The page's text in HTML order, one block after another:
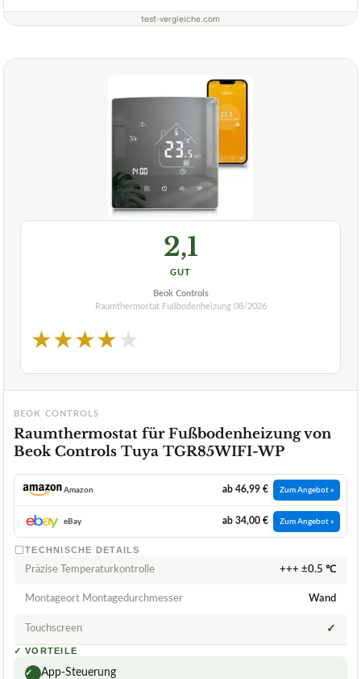
test-vergleiche.com
2,1
GUT
Beok Controls
Raumthermostat Fußbodenheizung 08/2026
★★★★★
BEOK CONTROLS
Raumthermostat für Fußbodenheizung von
Beok Controls Tuya TGR85WIFI-WP
Amazon ab 46,99 € Zum Angebot »
eBay ab 34,00 € Zum Angebot »
TECHNISCHE DETAILS
Präzise Temperaturkontrolle +++ ±0.5 ℃
Montageort Montagedurchmesser Wand
Touchscreen ✓
✓ VORTEILE
✓ App-Steuerung